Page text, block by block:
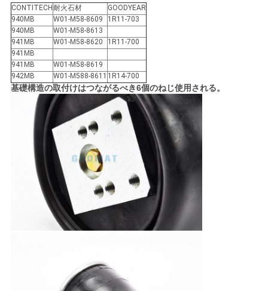
CONTITECH 耐火石材
GOODYEAR
940MB
W01-M58-8609
1R11-703
940MB
W01-M58-8613
941MB
W01-M58-8620
1R11-700
941MB
941MB
W01-M58-8619
942MB
W01-M588-8611 1R14-700
基礎構造の取付けはつながるべき6個のねじ使用される。